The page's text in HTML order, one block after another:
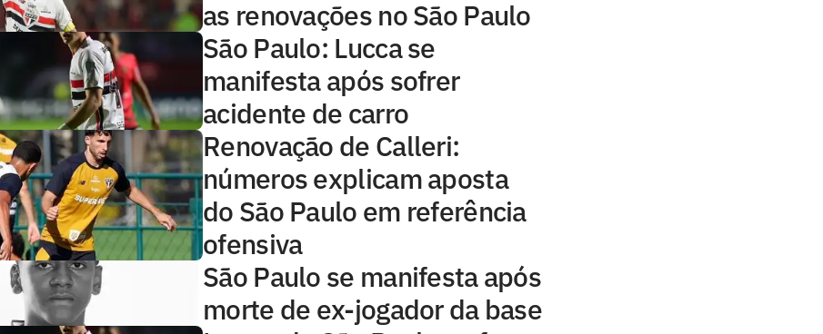
as renovações no São Paulo
São Paulo: Lucca se
manifesta após sofrer
acidente de carro
Renovação de Calleri:
números explicam aposta
do São Paulo em referência
ofensiva
São Paulo se manifesta após
morte de ex-jogador da base